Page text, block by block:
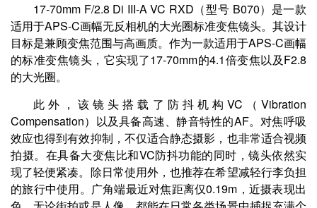
17-70mm F/2.8 Di III-A VC RXD（型号 B070）是一款
适用于APS-C画幅无反相机的大光圈标准变焦镜头。其设计
目标是兼顾变焦范围与高画质。作为一款适用于APS-C画幅
的标准变焦镜头，它实现了17-70mm的4.1倍变焦以及F2.8
的大光圈。
此外，该镜头搭载了防抖机构VC（Vibration
Compensation）以及具备高速、静音特性的AF。对焦呼吸
效应也得到有效抑制，不仅适合静态摄影，也非常适合视频
拍摄。在具备大变焦比和VC防抖功能的同时，镜头依然实
现了轻便紧凑。除日常使用外，也推荐在希望减轻行李负担
的旅行中使用。广角端最近对焦距离仅0.19m，近摄表现出